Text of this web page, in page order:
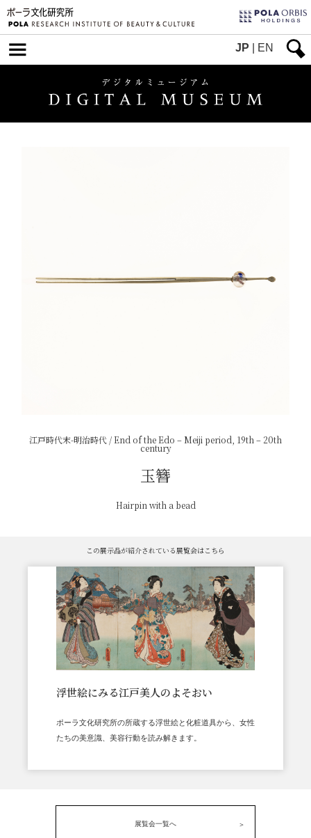
JP EN
江戸時代末-明治時代 / End of the Edo – Meiji period, 19th – 20th
century
玉簪
Hairpin with a bead
この展示品が紹介されている展覧会はこちら
浮世絵にみる江戸美人のよそおい
ポーラ文化研究所の所蔵する浮世絵と化粧道具から、女性
たちの美意識、美容行動を読み解きます。
展覧会一覧へ